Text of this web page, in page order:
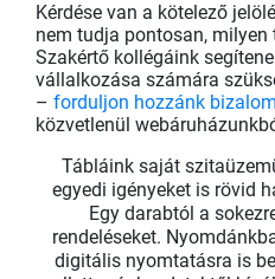
Kérdése van a kötelező
nem tudja pontosan, milyen
Szakértő kollégáink
vállalkozása számára
– forduljon hozzánk
közvetlenül
Tábláink saját
egyedi igényeket is rövid
Egy darabtól a
rendeléseket.
digitális nyomtatásra is